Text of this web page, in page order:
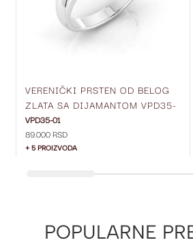
VERENIČKI PRSTEN OD BELOG
ZLATA SA DIJAMANTOM VPD35-
01
VPD35-01
89.000 RSD
+ 5 PROIZVODA
POPULARNE